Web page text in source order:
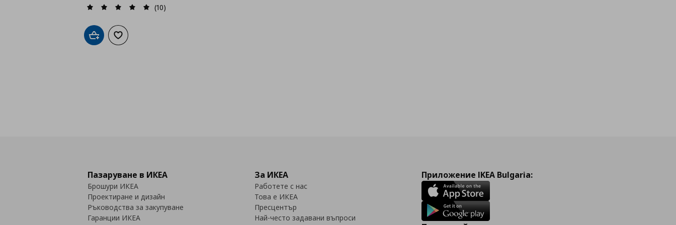
(10)
Добави в кошницата
Добави към списъка с любими
Пазаруване в ИКЕА
Брошури ИКЕА
Проектиране и дизайн
Ръководства за закупуване
Гаранции ИКЕА
За ИКЕА
Работете с нас
Това е ИКЕА
Пресцентър
Най-често задавани въпроси
Приложение IKEA Bulgaria: